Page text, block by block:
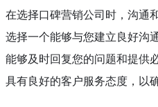
在选择口碑营销公司时，沟通
选择一个能够与您建立良好沟
能够及时回复您的问题和提供
具有良好的客户服务态度，以